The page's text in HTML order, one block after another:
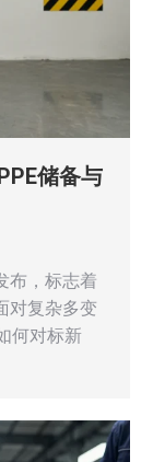
储备与
布，标志着
对复杂多变
何对标新